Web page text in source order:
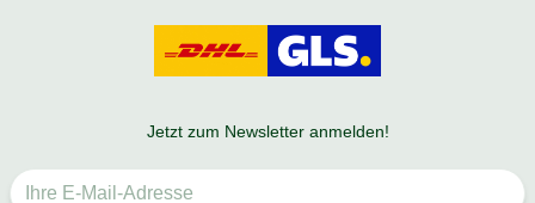
Jetzt zum Newsletter anmelden!